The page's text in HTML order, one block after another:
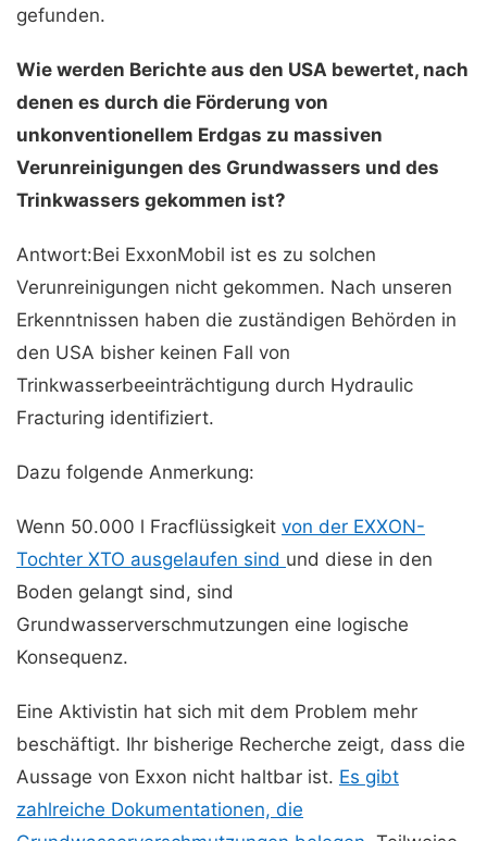
gefunden.
Wie werden Berichte aus den USA bewertet, nach
denen es durch die Förderung von
unkonventionellem Erdgas zu massiven
Verunreinigungen des Grundwassers und des
Trinkwassers gekommen ist?
Antwort:Bei ExxonMobil ist es zu solchen
Verunreinigungen nicht gekommen. Nach unseren
Erkenntnissen haben die zuständigen Behörden in
den USA bisher keinen Fall von
Trinkwasserbeeinträchtigung durch Hydraulic
Fracturing identifiziert.
Dazu folgende Anmerkung:
Wenn 50.000 l Fracflüssigkeit von der EXXON-
Tochter XTO ausgelaufen sind und diese in den
Boden gelangt sind, sind
Grundwasserverschmutzungen eine logische
Konsequenz.
Eine Aktivistin hat sich mit dem Problem mehr
beschäftigt. Ihr bisherige Recherche zeigt, dass die
Aussage von Exxon nicht haltbar ist. Es gibt
zahlreiche Dokumentationen, die